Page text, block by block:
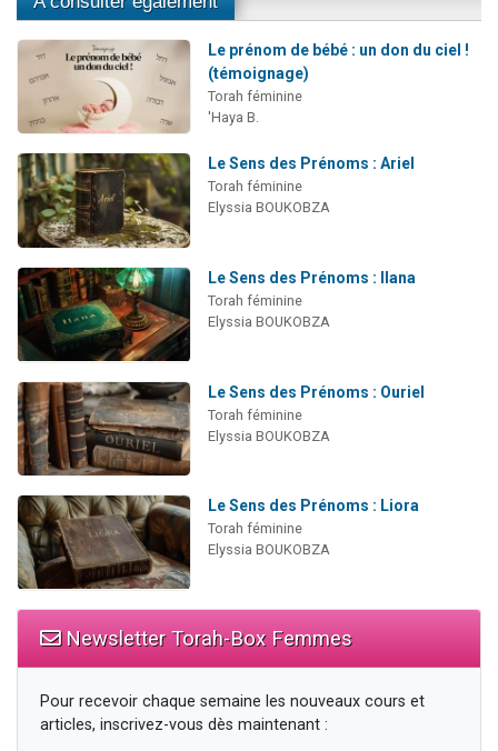
Le prénom de bébé : un don du ciel !
(témoignage)
Torah féminine
'Haya B.
Le Sens des Prénoms : Ariel
Torah féminine
Elyssia BOUKOBZA
Le Sens des Prénoms : Ilana
Torah féminine
Elyssia BOUKOBZA
Le Sens des Prénoms : Ouriel
Torah féminine
Elyssia BOUKOBZA
Le Sens des Prénoms : Liora
Torah féminine
Elyssia BOUKOBZA
Newsletter Torah-Box Femmes
Pour recevoir chaque semaine les nouveaux cours et
articles, inscrivez-vous dès maintenant :